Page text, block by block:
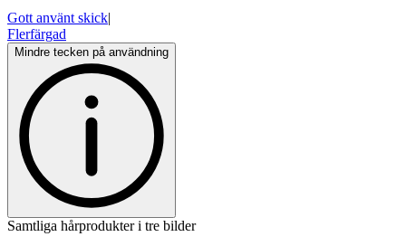
Gott använt skick|
Flerfärgad
Mindre tecken på användning
Samtliga hårprodukter i tre bilder